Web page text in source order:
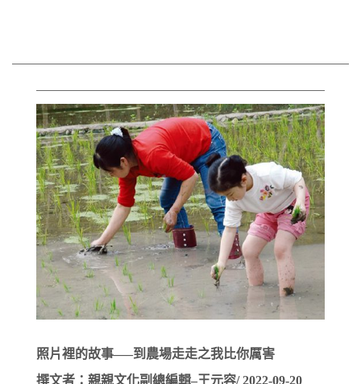
照片裡的故事—–到農場走走之我比你厲害
撰文者：親親文化副總編輯–王元容/ 2022-09-20